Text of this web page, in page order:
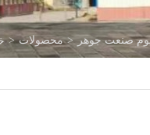
> محصولات > صنعت جوهر